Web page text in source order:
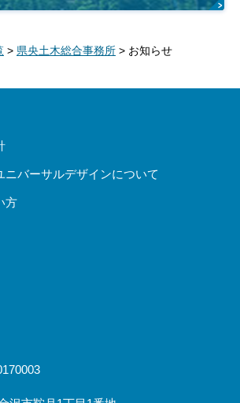
> 県央土木総合事務所 > お知らせ
ニバーサルデザインについて
方